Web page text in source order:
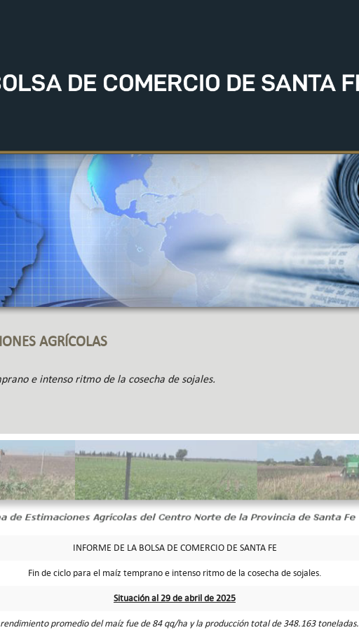
AGRÍCOLAS
e intenso ritmo de la cosecha de sojales.
INFORME DE LA BOLSA DE COMERCIO DE SANTA FE
Fin de ciclo para el maíz temprano e intenso ritmo de la cosecha de sojales.
Situación al 29 de abril de 2025
promedio del maíz fue de 84 qq/ha y la producción total de 348.163 toneladas.